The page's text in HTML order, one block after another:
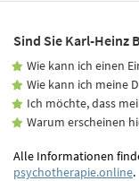
Sind Sie Karl-Heinz
Wie kann ich einen
Wie kann ich meine
Ich möchte, dass
Warum erscheinen
Alle Informationen
psychotherapie.online.